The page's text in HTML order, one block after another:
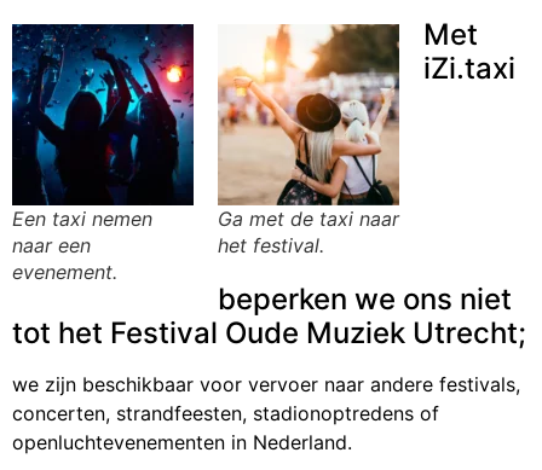
Een taxi nemen
naar een
evenement.
Ga met de taxi naar
het festival.
Met
iZi.taxi
beperken we ons niet
tot het Festival Oude Muziek Utrecht;
we zijn beschikbaar voor vervoer naar andere festivals,
concerten, strandfeesten, stadionoptredens of
openluchtevenementen in Nederland.